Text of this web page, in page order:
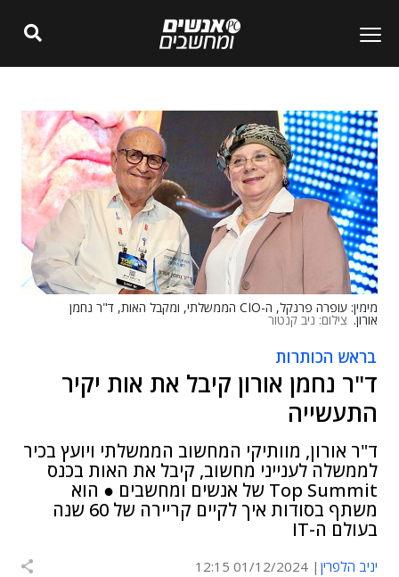
מימין: עופרה פרנקל, ה-CIO הממשלתי, ומקבל האות, ד"ר נחמן
אורון. צילום: ניב קנטור
בראש הכותרות
ד"ר נחמן אורון קיבל את אות יקיר
התעשייה
ד"ר אורון, מוותיקי המחשוב הממשלתי ויועץ בכיר
לממשלה לענייני מחשוב, קיבל את האות בכנס
Top Summit של אנשים ומחשבים ● הוא
משתף בסודות איך לקיים קריירה של 60 שנה
בעולם ה-IT
יניב הלפרין 01/12/2024 12:15